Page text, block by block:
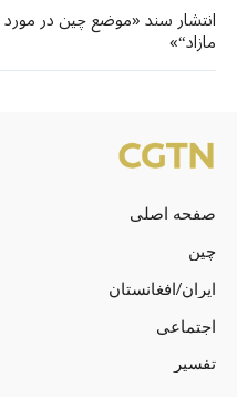
انتشار سند «موضع چین در
مازاد“»
صفحه اصلی
چین
ایران/افغانستان
اجتماعی
تفسیر